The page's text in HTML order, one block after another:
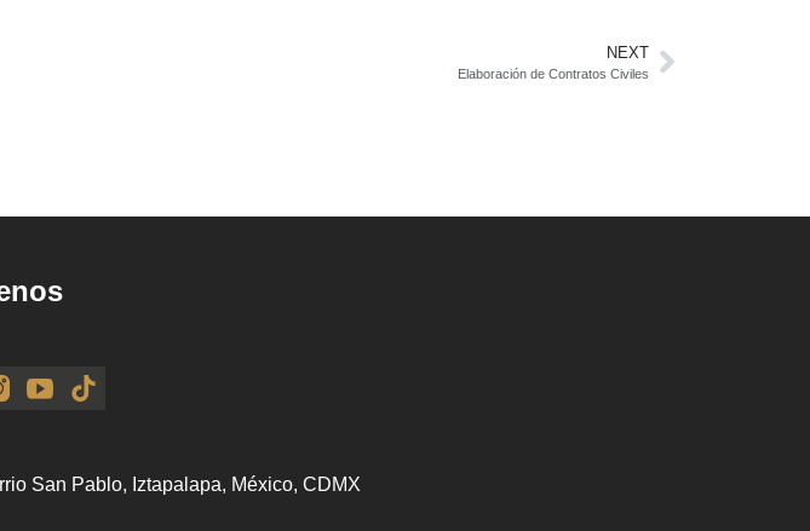
NEXT
Elaboración de Contratos Civiles
San Pablo, Iztapalapa, México, CDMX